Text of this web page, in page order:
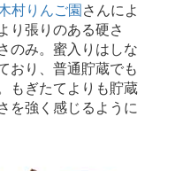
村りんご園 さんによ
り張りのある硬さ
のみ。蜜入りはしな
おり、普通貯蔵でも
もぎたてよりも貯蔵
を強く感じるように